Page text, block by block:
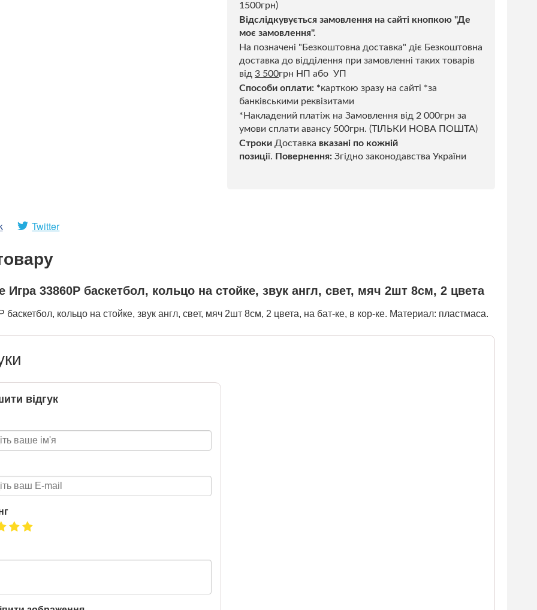
1500грн)
Відслідкувується замовлення на сайті кнопкою "Де
моє замовлення".
На позначені "Безкоштовна доставка" діє Безкоштовна
доставка до відділення при замовленні таких товарів
від 3 500грн НП або УП
Способи оплати: *карткою зразу на сайті *за
банківськими реквізитами
*Накладений платіж на Замовлення від 2 000грн за
умови сплати авансу 500грн. (ТІЛЬКИ НОВА ПОШТА)
Строки Доставка вказані по кожній
позиції. Повернення: Згідно законодавства України
Twitter
Игра 33860P баскетбол, кольцо на стойке, звук англ, свет, мяч 2шт 8см, 2 цвета
баскетбол, кольцо на стойке, звук англ, свет, мяч 2шт 8см, 2 цвета, на бат-ке, в кор-ке. Материал: пластмаса.
відгук